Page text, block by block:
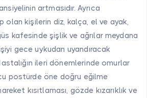
artmasıdır. Ayrıca
olan kişilerin diz, kalça, el ve ayak,
kafesinde şişlik ve ağrılar meydana
gece uykudan uyandıracak
ileri dönemlerinde omurlar
postürde öne doğru eğilme
kısıtlaması, gözde kızarıklık ve